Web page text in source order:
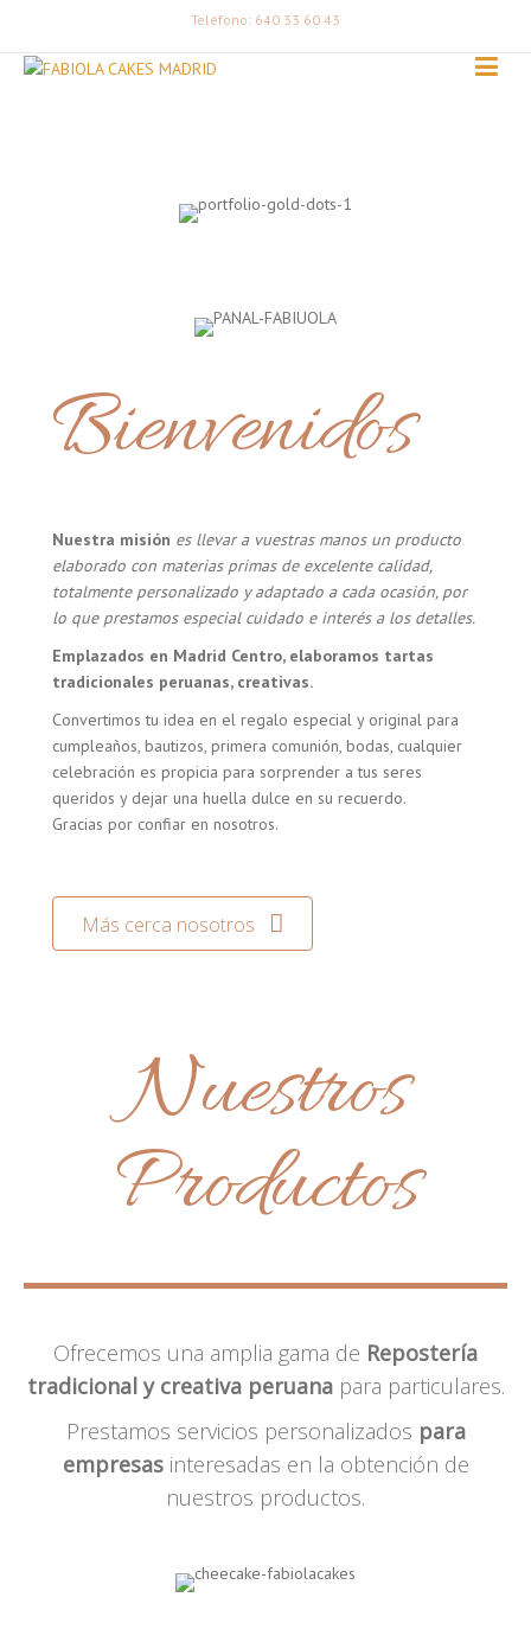
Teléfono: 640 33 60 43
Bienvenidos
Nuestra misión es llevar a vuestras manos un producto
elaborado con materias primas de excelente calidad,
totalmente personalizado y adaptado a cada ocasión, por
lo que prestamos especial cuidado e interés a los detalles.
Emplazados en Madrid Centro, elaboramos tartas
tradicionales peruanas, creativas.
Convertimos tu idea en el regalo especial y original para
cumpleaños, bautizos, primera comunión, bodas, cualquier
celebración es propicia para sorprender a tus seres
queridos y dejar una huella dulce en su recuerdo.
Gracias por confiar en nosotros.
Más cerca nosotros
Nuestros
Productos
Ofrecemos una amplia gama de Repostería
tradicional y creativa peruanapara particulares.
Prestamos servicios personalizados para
empresasinteresadas en la obtención de
nuestros productos.